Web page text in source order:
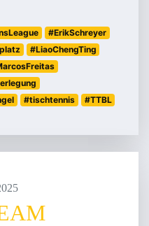
#ErikSchreyer
#LiaoChengTing
#tischtennis
#TTBL